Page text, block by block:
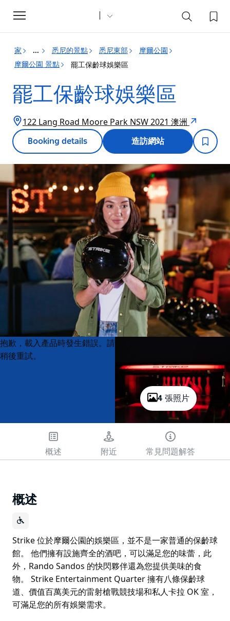
Toggle
navigation
家 ... 悉尼的景點 悉尼東部
摩爾公園
摩爾公園 景點
罷工保齡球娛樂區
罷工保齡球娛樂區
122 Lang Road Moore Park NSW 2021 澳洲
Booking details 造訪網站
4 張照片
Product
List
Product
List
抱歉，載入產品時發生錯誤。請
稍後重試。
概述 附近 常見問題解答
概述
Strike 位於摩爾公園的娛樂區，並不是一家普通的保齡球
館。 他們擁有設施齊全的酒吧，可以滿足您的味蕾，此
外，Rando Sandos 的快閃夥伴還為您提供美味的食
物。 Strike Entertainment Quarter 擁有八條保齡球
道、價值百萬美元的雷射槍戰競技場和私人卡拉 OK 室，
可滿足您的所有娛樂需求。